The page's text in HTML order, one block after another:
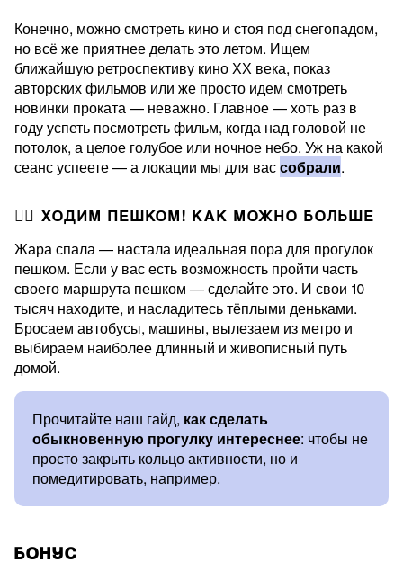
Конечно, можно смотреть кино и стоя под снегопадом,
но всё же приятнее делать это летом. Ищем
ближайшую ретроспективу кино ХХ века, показ
авторских фильмов или же просто идем смотреть
новинки проката — неважно. Главное — хоть раз в
году успеть посмотреть фильм, когда над головой не
потолок, а целое голубое или ночное небо. Уж на какой
сеанс успеете — а локации мы для вассобрали.
🚶‍♀️ ХОДИМ ПЕШКОМ! КАК МОЖНО БОЛЬШЕ
Жара спала — настала идеальная пора для прогулок
пешком. Если у вас есть возможность пройти часть
своего маршрута пешком — сделайте это. И свои 10
тысяч находите, и насладитесь тёплыми деньками.
Бросаем автобусы, машины, вылезаем из метро и
выбираем наиболее длинный и живописный путь
домой.
Прочитайте наш гайд, как сделать
обыкновенную прогулку интереснее: чтобы не
просто закрыть кольцо активности, но и
помедитировать, например.
БОНУС